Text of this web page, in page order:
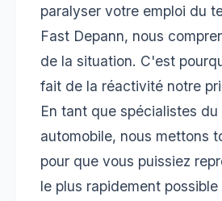
paralyser votre emploi du
Fast Depann, nous
de la situation. C'est
fait de la réactivité notre
En tant que spécialistes
automobile, nous mettons
pour que vous puissiez
le plus rapidement